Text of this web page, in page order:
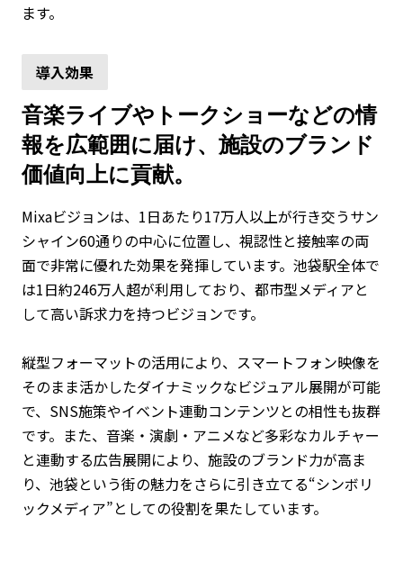
ます。
音楽ライブやトークショーなどの情
報を広範囲に届け、施設のブランド
価値向上に貢献。
Mixaビジョンは、1日あたり17万人以上が行き交うサン
シャイン60通りの中心に位置し、視認性と接触率の両
面で非常に優れた効果を発揮しています。池袋駅全体で
は1日約246万人超が利用しており、都市型メディアと
して高い訴求力を持つビジョンです。
縦型フォーマットの活用により、スマートフォン映像を
そのまま活かしたダイナミックなビジュアル展開が可能
で、SNS施策やイベント連動コンテンツとの相性も抜群
です。また、音楽・演劇・アニメなど多彩なカルチャー
と連動する広告展開により、施設のブランド力が高ま
り、池袋という街の魅力をさらに引き立てる“シンボリ
ックメディア”としての役割を果たしています。